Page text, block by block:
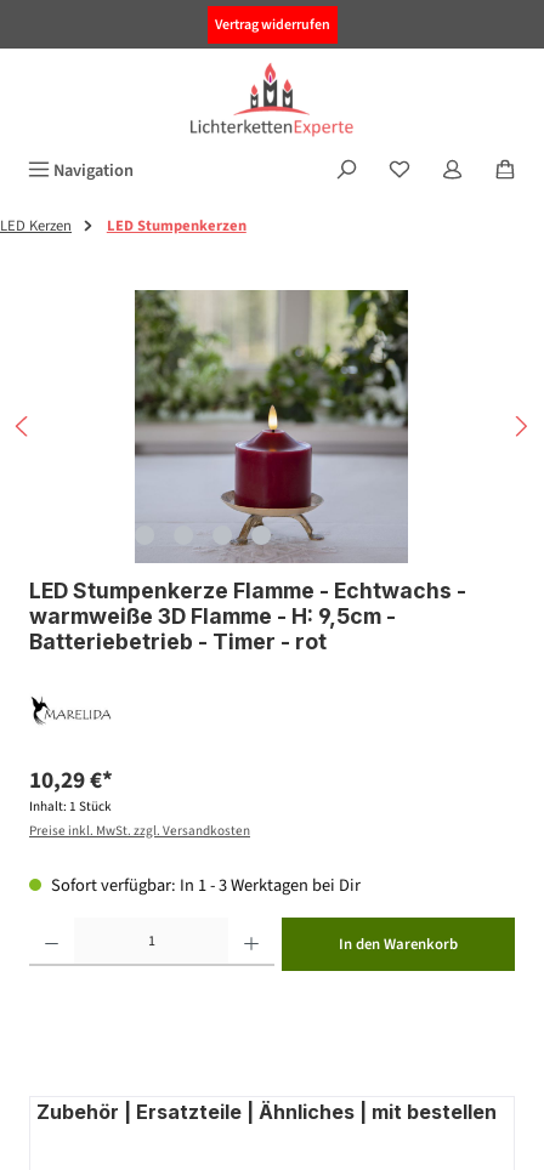
Vertrag widerrufen
Navigation
LED Kerzen LED Stumpenkerzen
Bildergalerie überspringen
LED Stumpenkerze Flamme - Echtwachs -
warmweiße 3D Flamme - H: 9,5cm -
Batteriebetrieb - Timer - rot
10,29 €*
Inhalt: 1 Stück
Preise inkl. MwSt. zzgl. Versandkosten
Sofort verfügbar: In 1 - 3 Werktagen bei Dir
In den Warenkorb
Zubehör | Ersatzteile | Ähnliches | mit bestellen